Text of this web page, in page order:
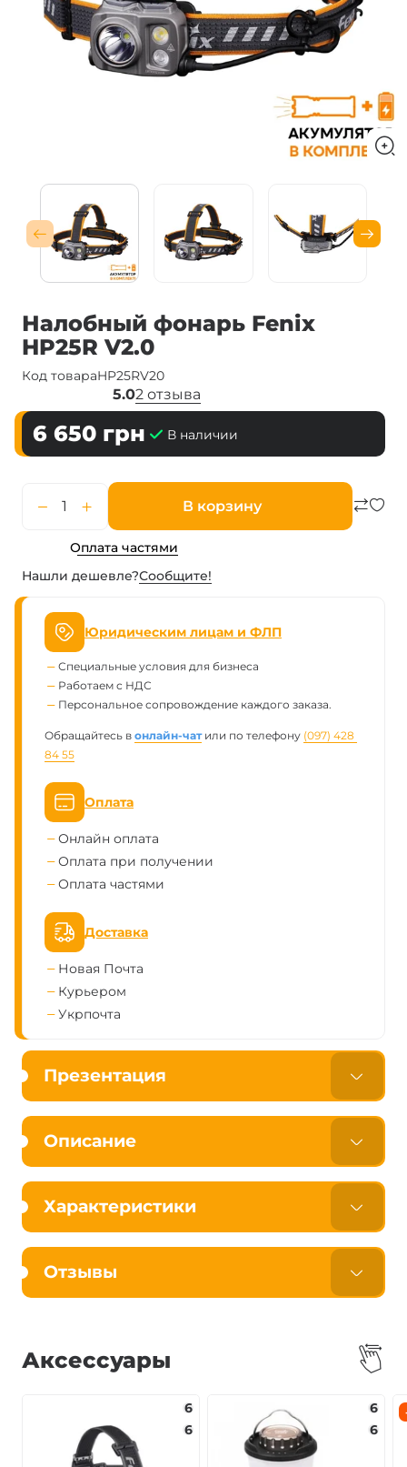
Налобный фонарь Fenix
HP25R V2.0
Код товараHP25RV20
5.02 отзыва
6 650 грн В наличии
В корзину
Оплата частями
Нашли дешевле?Сообщите!
Юридическим лицам и ФЛП
Специальные условия для бизнеса
Работаем с НДС
Персональное сопровождение каждого заказа.
Обращайтесь в онлайн-чатили по телефону (097) 428
84 55
Оплата
Онлайн оплата
Оплата при получении
Оплата частями
Доставка
Новая Почта
Курьером
Укрпочта
Презентация
Описание
Характеристики
Отзывы
Аксессуары
6
6
6
6